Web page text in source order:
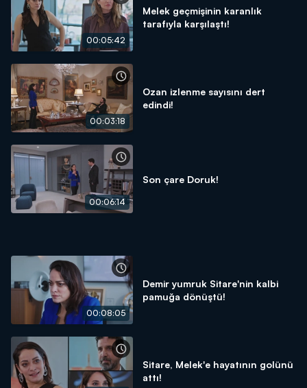
00:05:42
Melek geçmişinin karanlık
tarafıyla karşılaştı!
00:03:18
Ozan izlenme sayısını dert
edindi!
00:06:14
Son çare Doruk!
00:08:05
Demir yumruk Sitare'nin kalbi
pamuğa dönüştü!
Sitare, Melek'e hayatının golünü
attı!